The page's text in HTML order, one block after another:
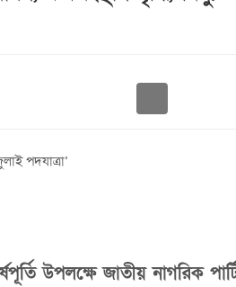
উপলক্ষে জাতীয় নাগরিক